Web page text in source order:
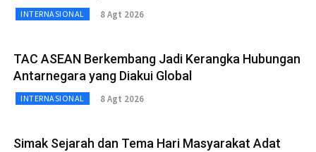
INTERNASIONAL 8 Agt 2026
TAC ASEAN Berkembang Jadi Kerangka Hubungan
Antarnegara yang Diakui Global
INTERNASIONAL 8 Agt 2026
Simak Sejarah dan Tema Hari Masyarakat Adat